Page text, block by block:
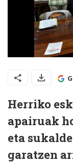
Herriko
apairuak
eta
garatzen